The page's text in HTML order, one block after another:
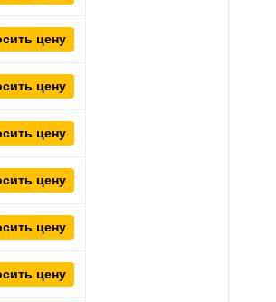
цену
цену
цену
цену
цену
цену